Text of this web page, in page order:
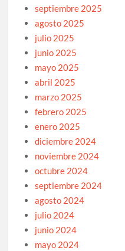
septiembre 2025
agosto 2025
julio 2025
junio 2025
mayo 2025
abril 2025
marzo 2025
febrero 2025
enero 2025
diciembre 2024
noviembre 2024
octubre 2024
septiembre 2024
agosto 2024
julio 2024
junio 2024
mayo 2024